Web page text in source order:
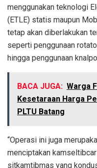
menggunakan teknologi
(ETLE) statis maupun
tetap akan diberlakukan
seperti penggunaan
hingga penggunaan
BACA JUGA: Warga
Kesetaraan Harga
PLTU Batang
“Operasi ini juga
menciptakan
sitkamtibmas yang